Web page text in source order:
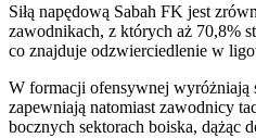
Siłą napędową Sabah FK jest
zawodnikach, z których aż 70,8%
co znajduje odzwierciedlenie w
W formacji ofensywnej wyróżniają
zapewniają natomiast zawodnicy
bocznych sektorach boiska, dążąc